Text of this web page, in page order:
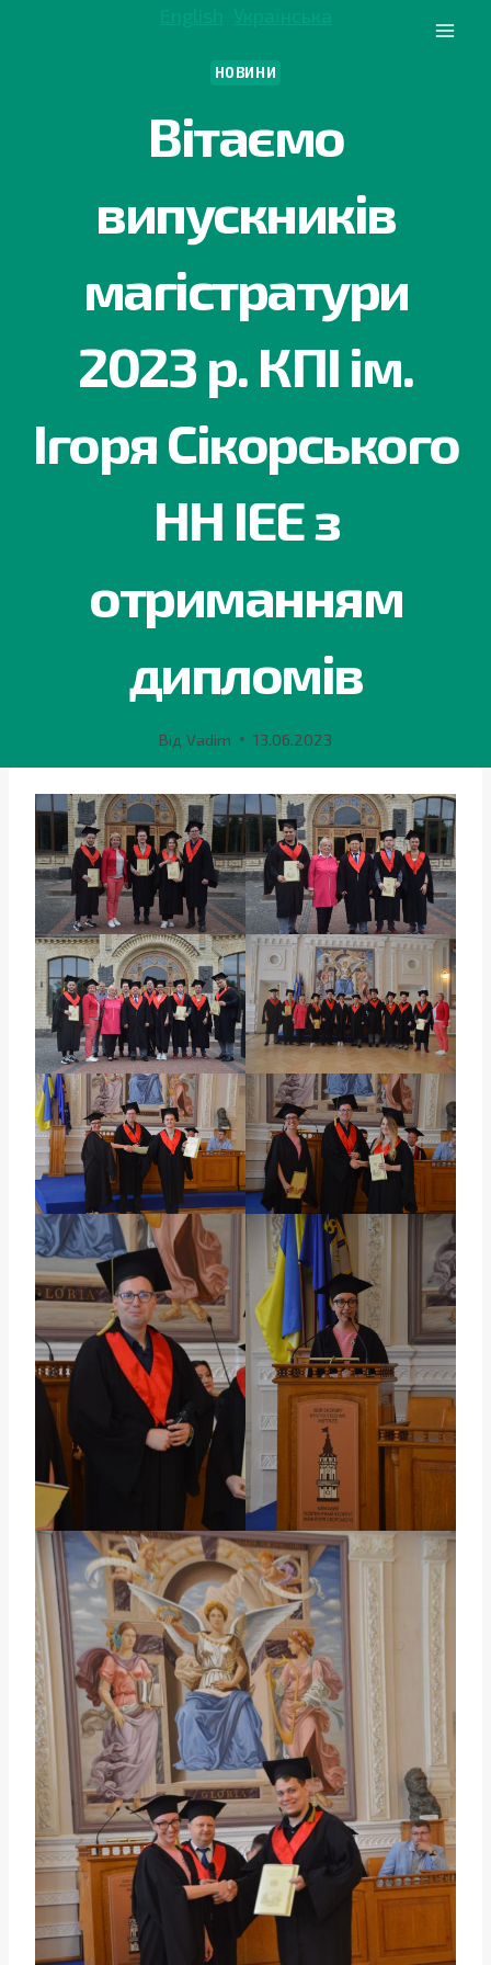
НОВИНИ
Вітаємо
випускників
магістратури
2023 р. КПІ ім.
Ігоря Сікорського
НН ІЕЕ з
отриманням
дипломів
Від Vadim 13.06.2023